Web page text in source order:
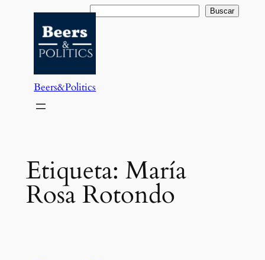
contenido
Buscar Buscar
Beers&Politics
Etiqueta: María
Rosa Rotondo